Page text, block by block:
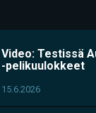
Video: Testissä
-pelikuulokkeet
15.6.2026